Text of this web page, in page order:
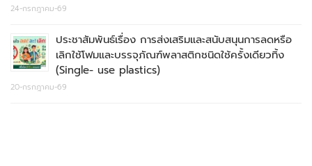
24-กรกฎาคม-69
ประชาสัมพันธ์เรื่อง การส่งเสริมและสนับสนุนการลดหรือ
เลิกใช้โฟมและบรรจุภัณฑ์พลาสติกชนิดใช้ครั้งเดียวทิ้ง
(Single- use plastics)
20-กรกฎาคม-69